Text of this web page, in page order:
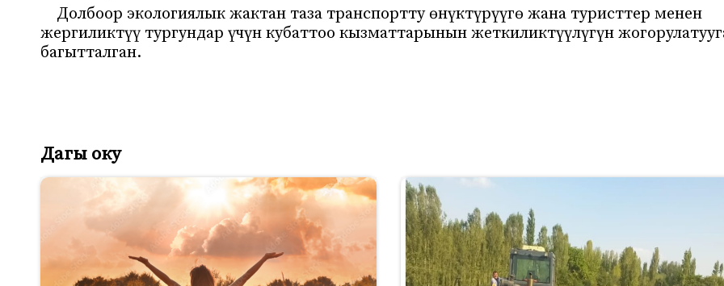
Долбоор экологиялык жактан таза транспортту өнүктүрүүгө жана туристтер менен
жергиликтүү тургундар үчүн кубаттоо кызматтарынын жеткиликтүүлүгүн
багытталган.
Дагы оку